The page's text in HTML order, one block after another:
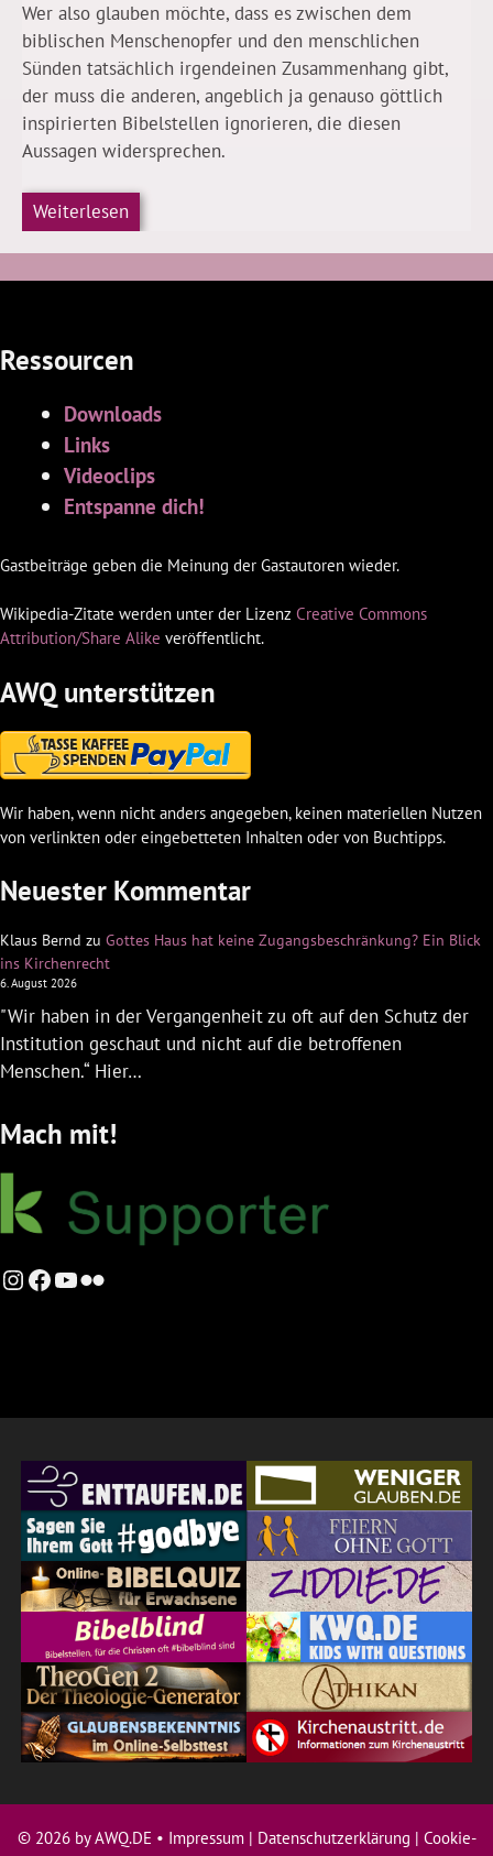
Wer also glauben möchte, dass es zwischen dem
biblischen Menschenopfer und den menschlichen
Sünden tatsächlich irgendeinen Zusammenhang gibt,
der muss die anderen, angeblich ja genauso göttlich
inspirierten Bibelstellen ignorieren, die diesen
Aussagen widersprechen.
Weiterlesen
Ressourcen
Downloads
Links
Videoclips
Entspanne dich!
Gastbeiträge geben die Meinung der Gastautoren wieder.
Wikipedia-Zitate werden unter der Lizenz Creative Commons
Attribution/Share Alike veröffentlicht.
AWQ unterstützen
Wir haben, wenn nicht anders angegeben, keinen materiellen Nutzen
von verlinkten oder eingebetteten Inhalten oder von Buchtipps.
Neuester Kommentar
Klaus Bernd zu Gottes Haus hat keine Zugangsbeschränkung? Ein Blick
ins Kirchenrecht
6. August 2026
"Wir haben in der Vergangenheit zu oft auf den Schutz der
Institution geschaut und nicht auf die betroffenen
Menschen.“ Hier…
Mach mit!
Instagram
Facebook
YouTube
Flickr
© 2026 by AWQ.DE • Impressum| Datenschutzerklärung | Cookie-